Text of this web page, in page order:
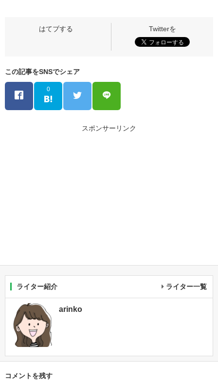
この記事をSNSでシェア
0
スポンサーリンク
ライター紹介 ライター一覧
arinko
コメントを残す